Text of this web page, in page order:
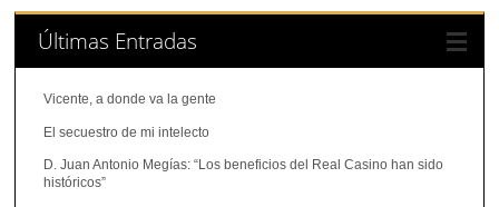
Últimas Entradas
Vicente, a donde va la gente
El secuestro de mi intelecto
D. Juan Antonio Megías: “Los beneficios del Real Casino han sido
históricos”